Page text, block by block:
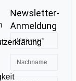
Newsletter-
Anmeldung